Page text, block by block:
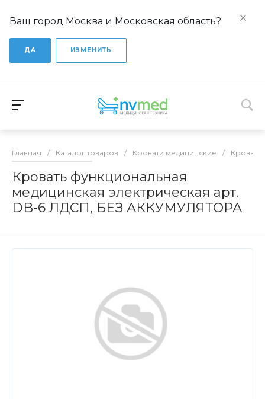
Ваш город Москва и Московская область?
ДА ИЗМЕНИТЬ
Главная / Каталог товаров / Кровати медицинские / Кровати
Кровать функциональная
медицинская электрическая арт.
DB-6 ЛДСП, БЕЗ АККУМУЛЯТОРА